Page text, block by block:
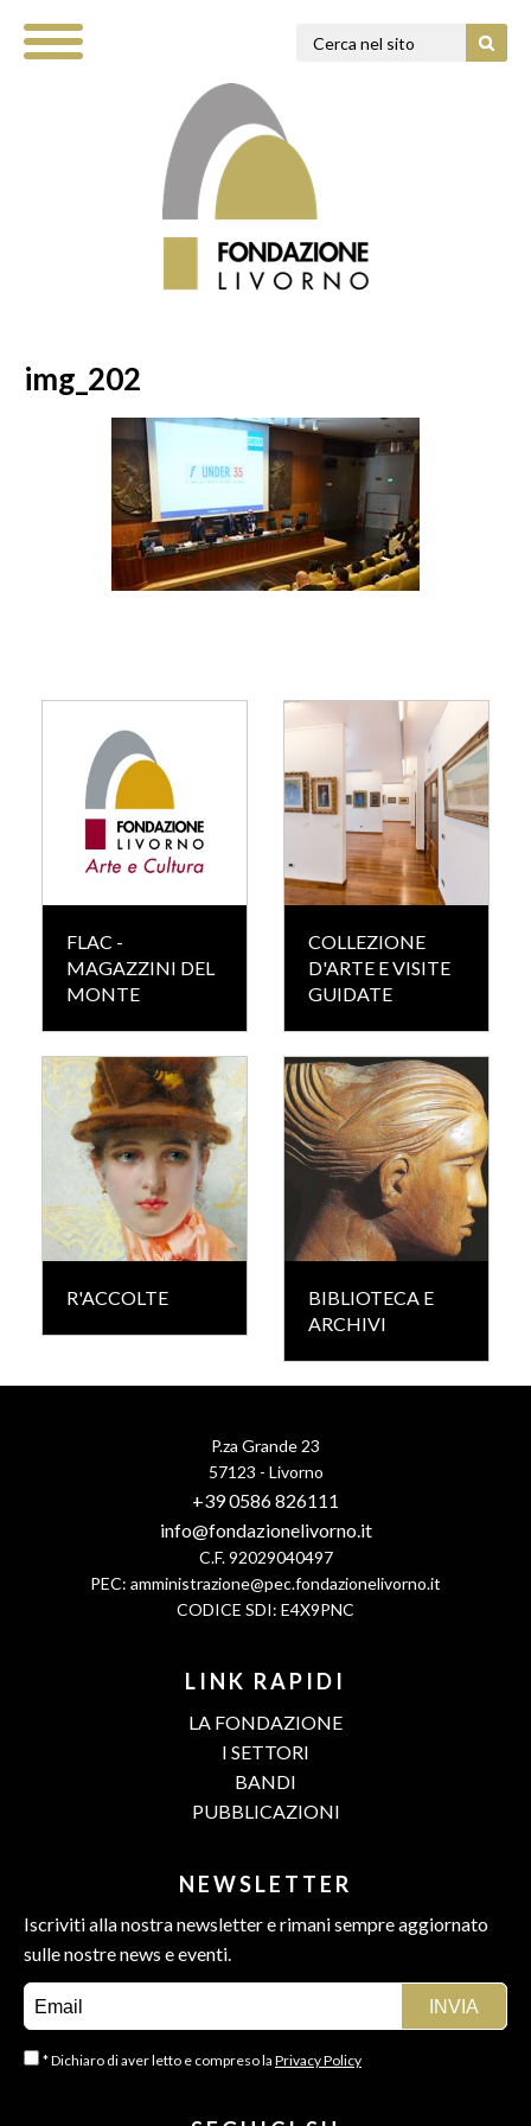
img_202
FLAC -
MAGAZZINI DEL
MONTE
COLLEZIONE
D'ARTE E VISITE
GUIDATE
R'ACCOLTE
BIBLIOTECA E
ARCHIVI
P.za Grande 23
57123 - Livorno
+39 0586 826111
info@fondazionelivorno.it
C.F. 92029040497
PEC: amministrazione@pec.fondazionelivorno.it
CODICE SDI: E4X9PNC
LINK RAPIDI
LA FONDAZIONE
I SETTORI
BANDI
PUBBLICAZIONI
NEWSLETTER
Iscriviti alla nostra newsletter e rimani sempre aggiornato
sulle nostre news e eventi.
* Dichiaro di aver letto e compreso la Privacy Policy